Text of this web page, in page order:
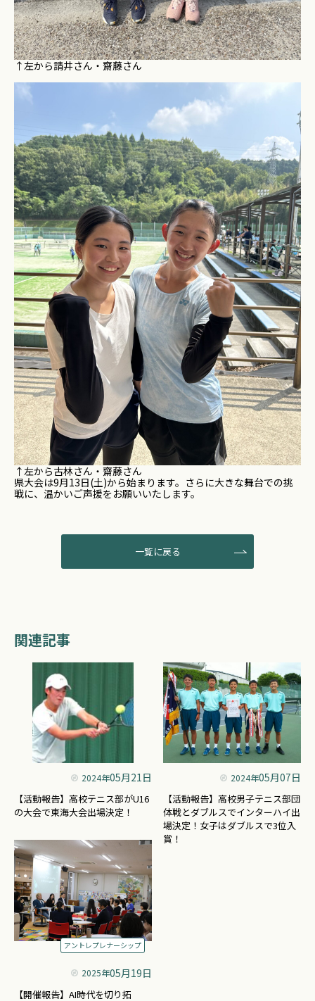
↑左から請井さん・齋藤さん
↑左から古林さん・齋藤さん
県大会は9月13日(土)から始まります。さらに大きな舞台での挑
戦に、温かいご声援をお願いいたします。
一覧に戻る
関連記事
2024年05月21日
【活動報告】高校テニス部がU16
の大会で東海大会出場決定！
2024年05月07日
【活動報告】高校男子テニス部団
体戦とダブルスでインターハイ出
場決定！女子はダブルスで3位入
賞！
アントレプレナーシップ
2025年05月19日
【開催報告】AI時代を切り拓